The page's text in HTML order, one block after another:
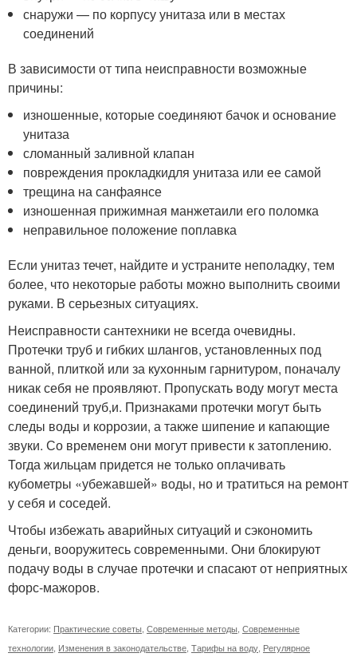
снаружи — по корпусу унитаза или в местах
соединений
В зависимости от типа неисправности возможные
причины:
изношенные, которые соединяют бачок и основание
унитаза
сломанный заливной клапан
повреждения прокладкидля унитаза или ее самой
трещина на санфаянсе
изношенная прижимная манжетаили его поломка
неправильное положение поплавка
Если унитаз течет, найдите и устраните неполадку, тем
более, что некоторые работы можно выполнить своими
руками. В серьезных ситуациях.
Неисправности сантехники не всегда очевидны.
Протечки труб и гибких шлангов, установленных под
ванной, плиткой или за кухонным гарнитуром, поначалу
никак себя не проявляют. Пропускать воду могут места
соединений труб,и. Признаками протечки могут быть
следы воды и коррозии, а также шипение и капающие
звуки. Со временем они могут привести к затоплению.
Тогда жильцам придется не только оплачивать
кубометры «убежавшей» воды, но и тратиться на ремонт
у себя и соседей.
Чтобы избежать аварийных ситуаций и сэкономить
деньги, вооружитесь современными. Они блокируют
подачу воды в случае протечки и спасают от неприятных
форс-мажоров.
Категории: Практические советы Современные методы Современные
технологии Изменения в законодательстве Тарифы на воду Регулярное